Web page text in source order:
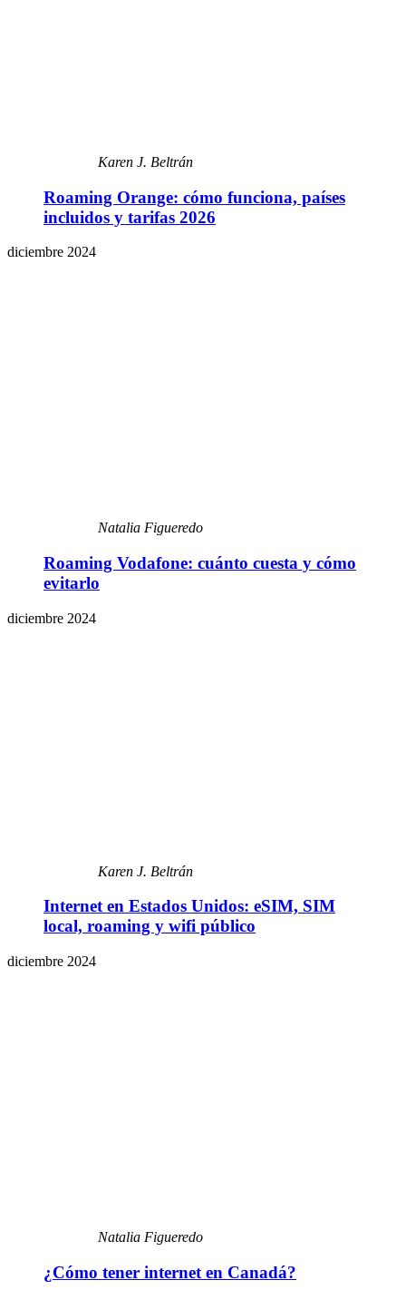
Karen J. Beltrán
Roaming Orange: cómo funciona, países
incluidos y tarifas 2026
diciembre 2024
Natalia Figueredo
Roaming Vodafone: cuánto cuesta y cómo
evitarlo
diciembre 2024
Karen J. Beltrán
Internet en Estados Unidos: eSIM, SIM
local, roaming y wifi público
diciembre 2024
Natalia Figueredo
¿Cómo tener internet en Canadá?